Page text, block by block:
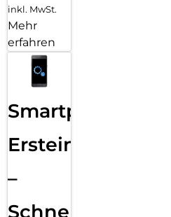
inkl. MwSt.
Mehr
erfahren
Smartphone
Ersteinrichtung
–
Schnelle